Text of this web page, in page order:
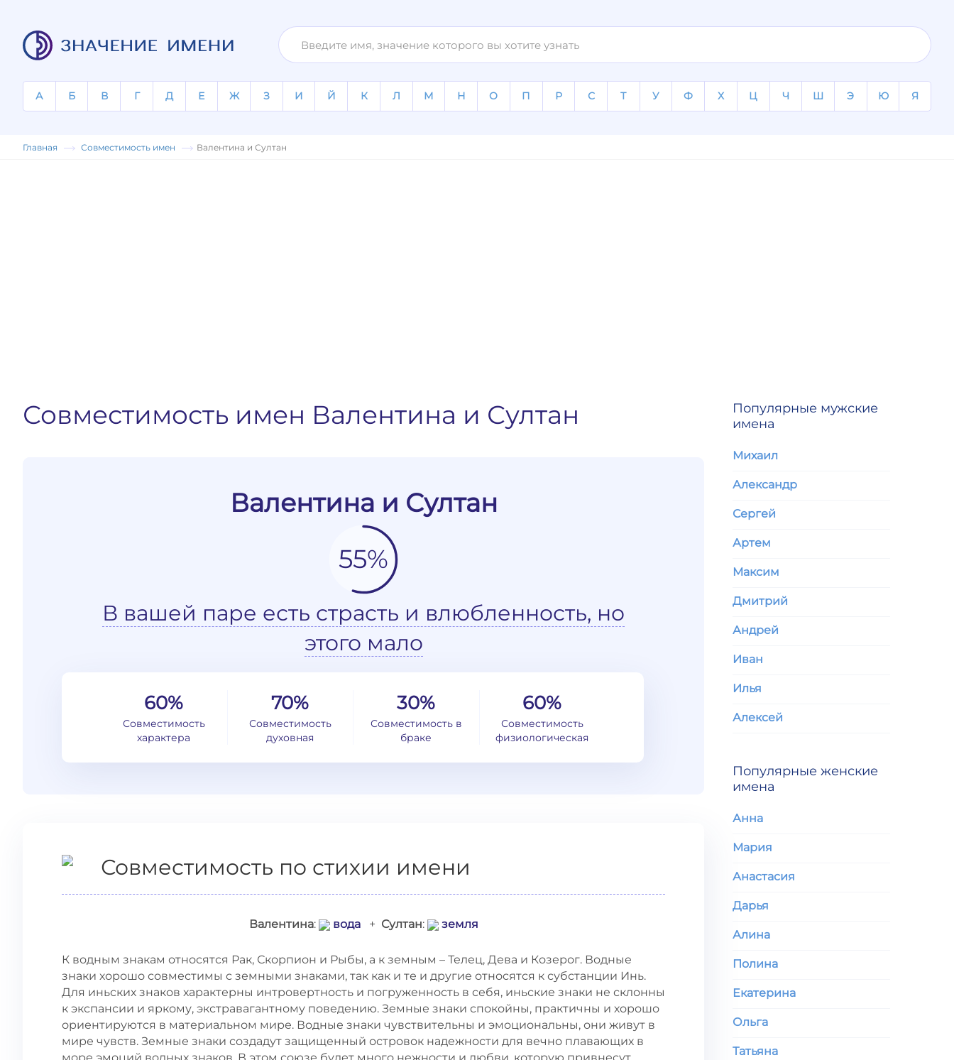
А Б В Г Д Е Ж З И Й К Л М Н О П Р С Т У Ф Х Ц Ч Ш Э Ю Я
Главная Совместимость имен Валентина и Султан
Совместимость имен Валентина и Султан
Валентина и Султан
55%
В вашей паре есть страсть и влюбленность, но
этого мало
60%
Совместимость
характера
70%
Совместимость
духовная
30%
Совместимость в
браке
60%
Совместимость
физиологическая
Совместимость по стихии имени
Валентина: вода+ Султан: земля
К водным знакам относятся Рак, Скорпион и Рыбы, а к земным – Телец, Дева и Козерог. Водные
знаки хорошо совместимы с земными знаками, так как и те и другие относятся к субстанции Инь.
Для иньских знаков характерны интровертность и погруженность в себя, иньские знаки не склонны
к экспансии и яркому, экстравагантному поведению. Земные знаки спокойны, практичны и хорошо
ориентируются в материальном мире. Водные знаки чувствительны и эмоциональны, они живут в
мире чувств. Земные знаки создадут защищенный островок надежности для вечно плавающих в
Популярные мужские
имена
Михаил
Александр
Сергей
Артем
Максим
Дмитрий
Андрей
Иван
Илья
Алексей
Популярные женские
имена
Анна
Мария
Анастасия
Дарья
Алина
Полина
Екатерина
Ольга
Татьяна